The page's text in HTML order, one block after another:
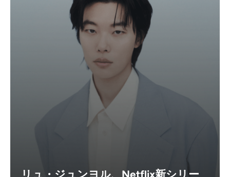
リュ・ジュンヨル、Netflix新シリー